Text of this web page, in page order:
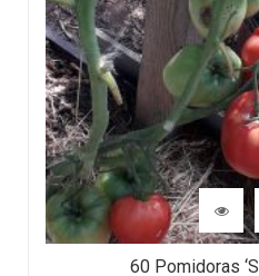
60 Pomidoras